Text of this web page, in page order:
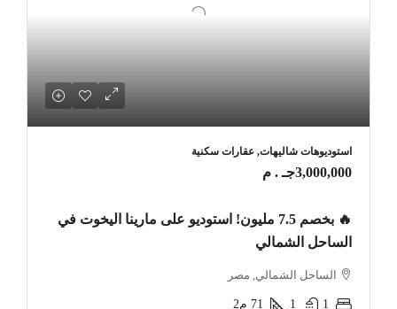
استوديوهات شاليهات, عقارات سكنية
3,000,000جـ . م
🔥 بخصم 7.5 مليون! استوديو على مارينا اليخوت في
الساحل الشمالي
الساحل الشمالي, مصر
1
1
71 م2